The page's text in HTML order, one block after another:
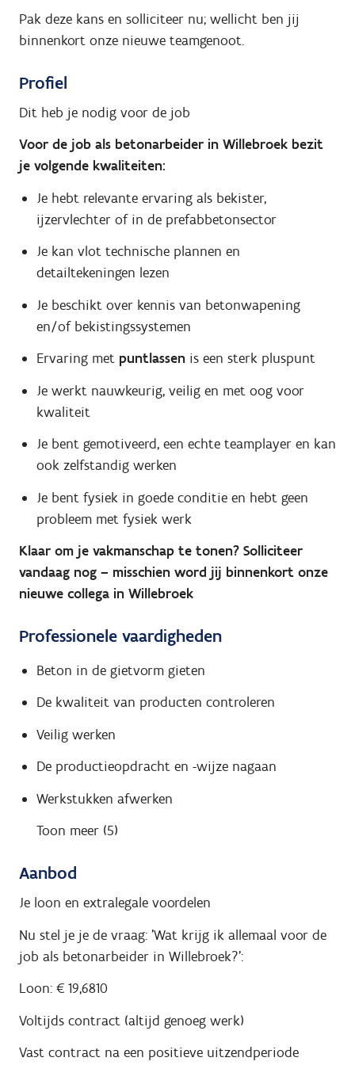
Pak deze kans en solliciteer nu; wellicht ben jij
binnenkort onze nieuwe teamgenoot.
Profiel
Dit heb je nodig voor de job
Voor de job als betonarbeider in Willebroek bezit
je volgende kwaliteiten:
Je hebt relevante ervaring als bekister,
ijzervlechter of in de prefabbetonsector
Je kan vlot technische plannen en
detailtekeningen lezen
Je beschikt over kennis van betonwapening
en/of bekistingssystemen
Ervaring met puntlassenis een sterk pluspunt
Je werkt nauwkeurig, veilig en met oog voor
kwaliteit
Je bent gemotiveerd, een echte teamplayer en kan
ook zelfstandig werken
Je bent fysiek in goede conditie en hebt geen
probleem met fysiek werk
Klaar om je vakmanschap te tonen? Solliciteer
vandaag nog – misschien word jij binnenkort onze
nieuwe collega in Willebroek
Professionele vaardigheden
Beton in de gietvorm gieten
De kwaliteit van producten controleren
Veilig werken
De productieopdracht en -wijze nagaan
Werkstukken afwerken
Toon meer (5)
Aanbod
Je loon en extralegale voordelen
Nu stel je je de vraag: 'Wat krijg ik allemaal voor de
job als betonarbeider in Willebroek?':
Loon: € 19,6810
Voltijds contract (altijd genoeg werk)
Vast contract na een positieve uitzendperiode